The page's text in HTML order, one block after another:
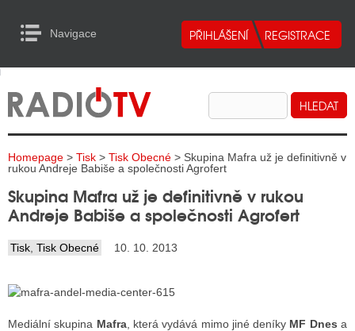
Navigace
RADIA
TELEVIZE
INTERNET
TISK
RADIA
to Content
Homepage > Tisk > Tisk Obecné > Skupina Mafra už je definitivně v
rukou Andreje Babiše a společnosti Agrofert
Skupina Mafra už je definitivně v rukou
Andreje Babiše a společnosti Agrofert
Tisk Tisk Obecné 10. 10. 2013
Mediální skupina Mafra, která vydává mimo jiné deníky MF Dnes a